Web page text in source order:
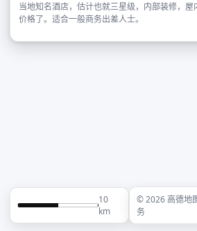
当地知名酒店，估计也就三星级，内部装修，
价格了。适合一般商务出差人士。
10
km
© 2026 高德地
务